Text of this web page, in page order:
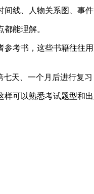
线、人物关系图、事
能理解。
考书，这些书籍往往
天、一个月后进行复习
可以熟悉考试题型和出